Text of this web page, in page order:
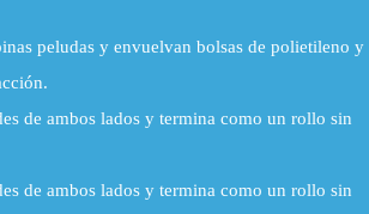
peludas y envuelvan bolsas de polietileno y
de ambos lados y termina como un rollo sin
de ambos lados y termina como un rollo sin